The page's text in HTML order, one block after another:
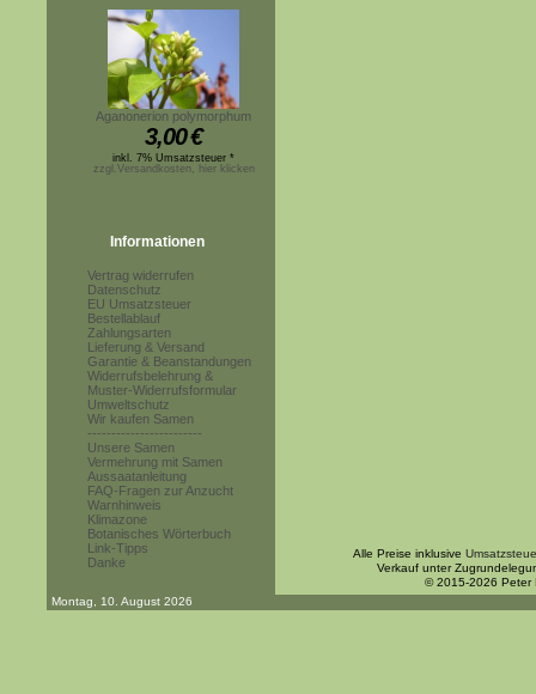
Aganonerion polymorphum
3,00€
inkl. 7% Umsatzsteuer *
zzgl.Versandkosten, hier klicken
Informationen
Vertrag widerrufen
Datenschutz
EU Umsatzsteuer
Bestellablauf
Zahlungsarten
Lieferung & Versand
Garantie & Beanstandungen
Widerrufsbelehrung &
Muster-Widerrufsformular
Umweltschutz
Wir kaufen Samen
------------------------
Unsere Samen
Vermehrung mit Samen
Aussaatanleitung
FAQ-Fragen zur Anzucht
Warnhinweis
Klimazone
Botanisches Wörterbuch
Link-Tipps
Danke
Alle Preise inklusive
Verkauf unter
© 2015-2026 Peter
Montag, 10. August 2026